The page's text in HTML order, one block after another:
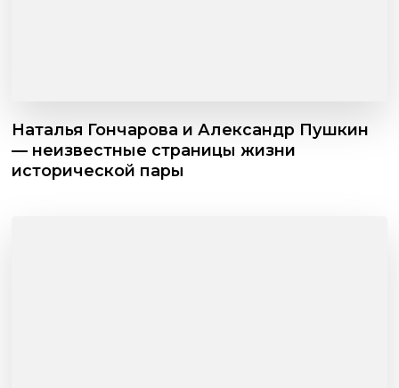
Наталья Гончарова и Александр Пушкин
— неизвестные страницы жизни
исторической пары